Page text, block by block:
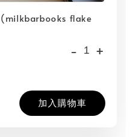
(milkbarbooks flake
- +
加入購物車